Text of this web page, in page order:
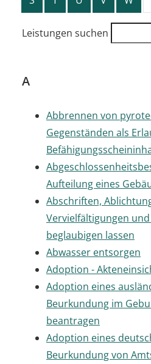
Leistungen suchen
A
Abbrennen von
Gegenständen als
Aufteilung eines
Abschriften,
Vervielfältigungen
beglaubigen lassen
Abwasser entsorgen
Adoption -
Adoption eines
Beurkundung im
beantragen
Adoption eines
Beurkundung von